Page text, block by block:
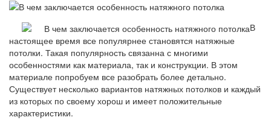
В
настоящее время все популярнее становятся натяжные
потолки. Такая популярность связанна с многими
особенностями как материала, так и конструкции. В этом
материале попробуем все разобрать более детально.
Существует несколько вариантов натяжных потолков и каждый
из которых по своему хорош и имеет положительные
характеристики.